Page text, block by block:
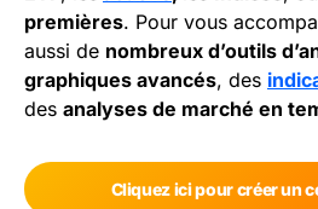
premières. Pour vous
aussi de nombreux d’outils
graphiques avancés, des
des analyses de marché en
Cliquez ici pour créer un